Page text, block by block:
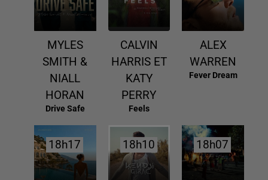
MYLES
SMITH &
NIALL
HORAN
Drive Safe
CALVIN
HARRIS ET
KATY
PERRY
Feels
ALEX
WARREN
Fever Dream
18h17
18h17 18h10
18h10 18h07
18h07